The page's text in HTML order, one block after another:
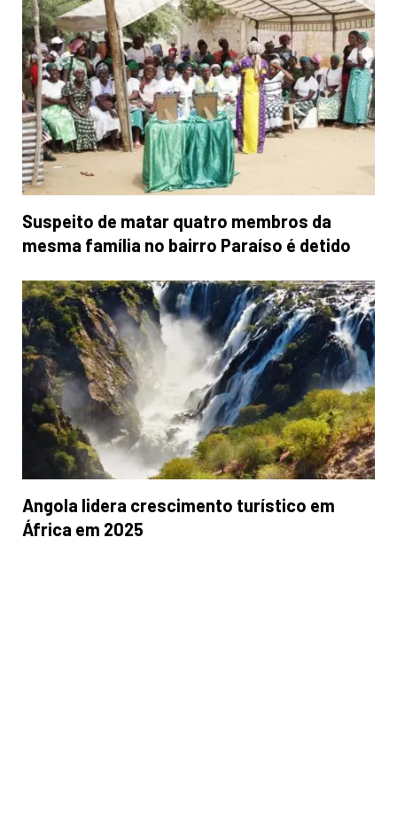
Suspeito de matar quatro membros da
mesma família no bairro Paraíso é detido
Angola lidera crescimento turístico em
África em 2025